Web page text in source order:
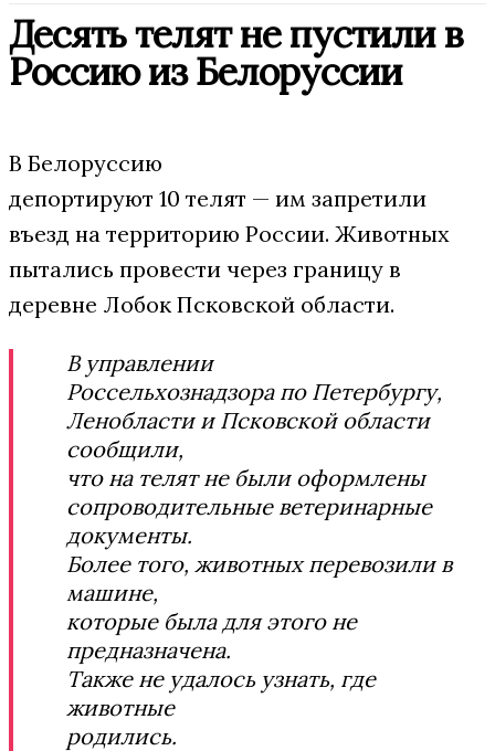
Десять телят не пустили в
Россию из Белоруссии
В Белоруссию
депортируют 10 телят — им запретили
въезд на территорию России. Животных
пытались провести через границу в
деревне Лобок Псковской области.
В управлении
Россельхознадзора по Петербургу,
Ленобласти и Псковской области
сообщили,
что на телят не были оформлены
сопроводительные ветеринарные
документы.
Более того, животных перевозили в
машине,
которые была для этого не
предназначена.
Также не удалось узнать, где
животные
родились.